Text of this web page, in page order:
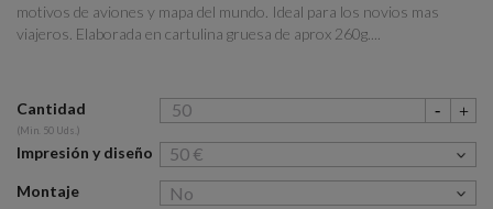
motivos de aviones y mapa del mundo. Ideal para los novios mas
viajeros. Elaborada en cartulina gruesa de aprox 260g....
Cantidad
(Min. 50 Uds.)
Impresión y diseño
Montaje